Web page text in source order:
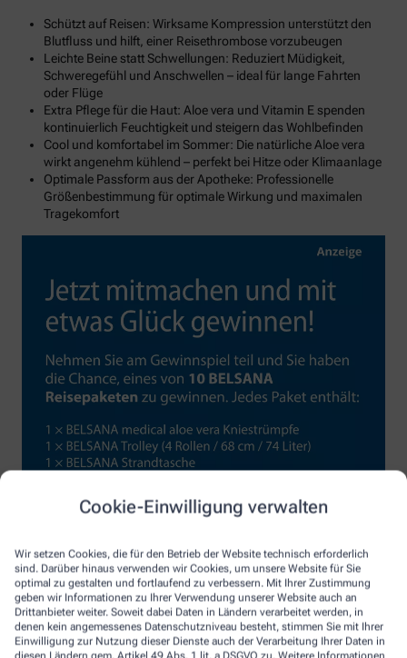
Cookie-Einwilligung verwalten
Wir setzen Cookies, die für den Betrieb der Website technisch erforderlich
sind. Darüber hinaus verwenden wir Cookies, um unsere Website für Sie
optimal zu gestalten und fortlaufend zu verbessern. Mit Ihrer Zustimmung
geben wir Informationen zu Ihrer Verwendung unserer Website auch an
Drittanbieter weiter. Soweit dabei Daten in Ländern verarbeitet werden, in
denen kein angemessenes Datenschutzniveau besteht, stimmen Sie mit Ihrer
Einwilligung zur Nutzung dieser Dienste auch der Verarbeitung Ihrer Daten in
Schützt auf Reisen: Wirksame Kompression unterstützt den
Blutfluss und hilft, einer Reisethrombose vorzubeugen
Leichte Beine statt Schwellungen: Reduziert Müdigkeit,
Schweregefühl und Anschwellen – ideal für lange Fahrten
oder Flüge
Extra Pflege für die Haut: Aloe vera und Vitamin E spenden
kontinuierlich Feuchtigkeit und steigern das Wohlbefinden
Cool und komfortabel im Sommer: Die natürliche Aloe vera
wirkt angenehm kühlend – perfekt bei Hitze oder Klimaanlage
Optimale Passform aus der Apotheke: Professionelle
Größenbestimmung für optimale Wirkung und maximalen
Tragekomfort